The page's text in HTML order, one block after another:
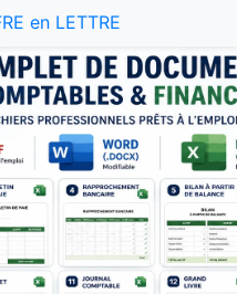
en LETTRE